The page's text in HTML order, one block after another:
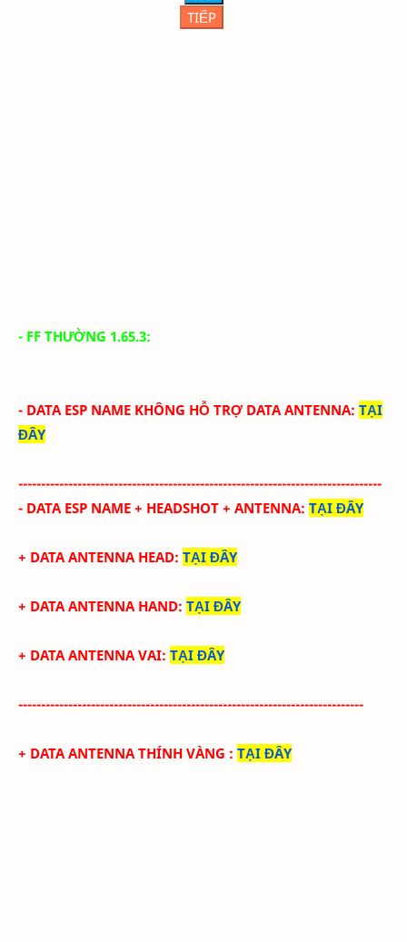
TIẾP
- FF THƯỜNG 1.65.3:
- DATA ESP NAME KHÔNG HỖ TRỢ DATA ANTENNA: TẠI
ĐÂY
--------------------------------------------------------------------------------
- DATA ESP NAME + HEADSHOT + ANTENNA: TẠI ĐÂY
+ DATA ANTENNA HEAD: TẠI ĐÂY
+ DATA ANTENNA HAND: TẠI ĐÂY
+ DATA ANTENNA VAI: TẠI ĐÂY
----------------------------------------------------------------------------
+ DATA ANTENNA THÍNH VÀNG : TẠI ĐÂY